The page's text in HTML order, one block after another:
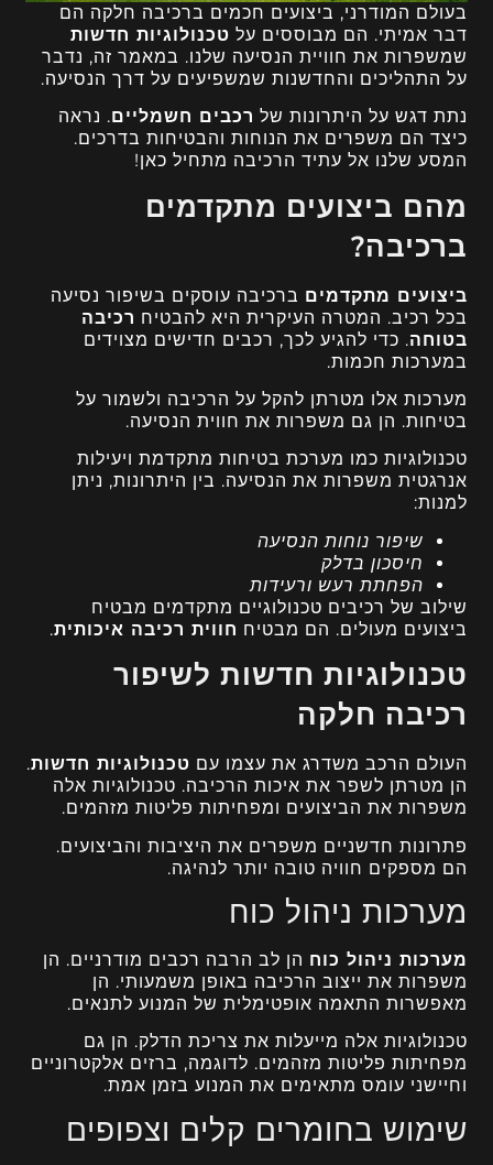
בעולם המודרני, ביצועים חכמים ברכיבה חלקה הם
דבר אמיתי. הם מבוססים על טכנולוגיות חדשות
שמשפרות את חוויית הנסיעה שלנו. במאמר זה, נדבר
על התהליכים והחדשנות שמשפיעים על דרך הנסיעה.
נתת דגש על היתרונות של רכבים חשמליים. נראה
כיצד הם משפרים את הנוחות והבטיחות בדרכים.
המסע שלנו אל עתיד הרכיבה מתחיל כאן!
מהם ביצועים מתקדמים
ברכיבה?
ביצועים מתקדמים ברכיבה עוסקים בשיפור נסיעה
בכל רכיב. המטרה העיקרית היא להבטיח רכיבה
בטוחה. כדי להגיע לכך, רכבים חדישים מצוידים
במערכות חכמות.
מערכות אלו מטרתן להקל על הרכיבה ולשמור על
בטיחות. הן גם משפרות את חווית הנסיעה.
טכנולוגיות כמו מערכת בטיחות מתקדמת ויעילות
אנרגטית משפרות את הנסיעה. בין היתרונות, ניתן
למנות:
שיפור נוחות הנסיעה
חיסכון בדלק
הפחתת רעש ורעידות
שילוב של רכיבים טכנולוגיים מתקדמים מבטיח
ביצועים מעולים. הם מבטיח חווית רכיבה איכותית.
טכנולוגיות חדשות לשיפור
רכיבה חלקה
העולם הרכב משדרג את עצמו עם טכנולוגיות חדשות.
הן מטרתן לשפר את איכות הרכיבה. טכנולוגיות אלה
משפרות את הביצועים ומפחיתות פליטות מזהמים.
פתרונות חדשניים משפרים את היציבות והביצועים.
הם מספקים חוויה טובה יותר לנהיגה.
מערכות ניהול כוח
מערכות ניהול כוח הן לב הרבה רכבים מודרניים. הן
משפרות את ייצוב הרכיבה באופן משמעותי. הן
מאפשרות התאמה אופטימלית של המנוע לתנאים.
טכנולוגיות אלה מייעלות את צריכת הדלק. הן גם
מפחיתות פליטות מזהמים. לדוגמה, ברזים אלקטרוניים
וחיישני עומס מתאימים את המנוע בזמן אמת.
שימוש בחומרים קלים וצפופים